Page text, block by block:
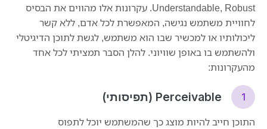
Understandable, Robust. עקרונות אלו מהווים את הבסיס
לחוויית משתמש נגישה, המאפשרת לכל אדם, ללא קשר
ליכולותיו או למכשיר שבו הוא משתמש, לגשת לתוכן הדיגיטלי
ולהשתמש בו באופן שוויוני. להלן הסבר תמציתי לכל אחד
מהעקרונות:
Perceivable (תפיסותי)
התוכן חייב להיות מוצג כך שהמשתמש יוכל לתפוס